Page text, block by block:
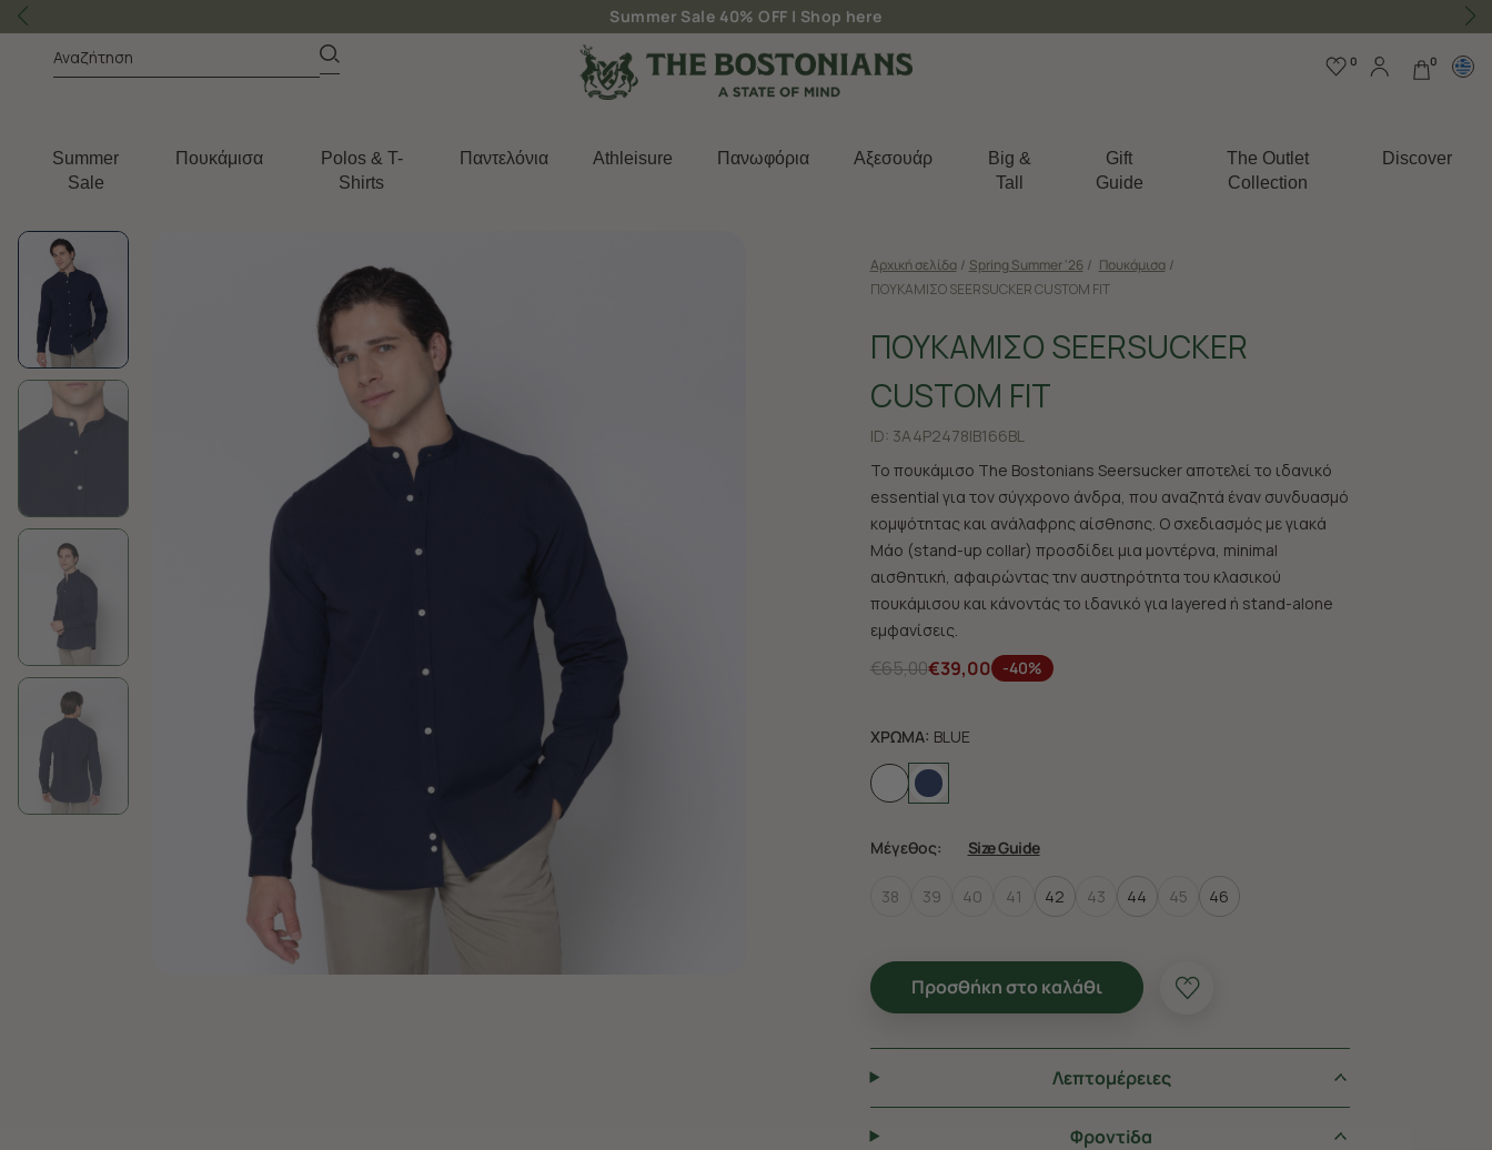
Δωρεάν μεταφορικά για παραγγελίες άνω των 50€
0 0
Summer
Sale
Πουκάμισα
Polos & T-
Shirts
Παντελόνια Athleisure Πανωφόρια Aξεσουάρ
Big &
Tall
Gift
Guide
The Outlet
Collection
Discover
Αρχική σελίδα / Spring Summer '26 / Πουκάμισα /
ΠΟΥΚΑΜΙΣΟ SEERSUCKER CUSTOM FIT
ΠΟΥΚΑΜΙΣΟ SEERSUCKER
CUSTOM FIT
ID: 3A4P2478|B166BL
Το πουκάμισο The Bostonians Seersucker αποτελεί το ιδανικό
essential για τον σύγχρονο άνδρα, που αναζητά έναν συνδυασμό
κομψότητας και ανάλαφρης αίσθησης. Ο σχεδιασμός με γιακά
Μάο (stand-up collar) προσδίδει μια μοντέρνα, minimal
αισθητική, αφαιρώντας την αυστηρότητα του κλασικού
πουκάμισου και κάνοντάς το ιδανικό για layered ή stand-alone
εμφανίσεις.
€65,00€39,00 -40%
ΧΡΩΜΑ: BLUE
Μέγεθος: Size Guide
38 39 40 41 42 43 44 45 46
Προσθήκη στο καλάθι
Λεπτομέρειες
Φροντiδα